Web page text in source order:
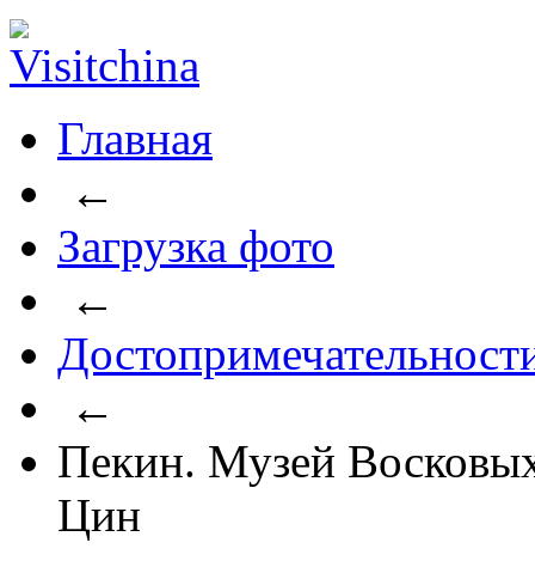
Главная
←
Загрузка фото
←
←
Пекин. Музей
Цин